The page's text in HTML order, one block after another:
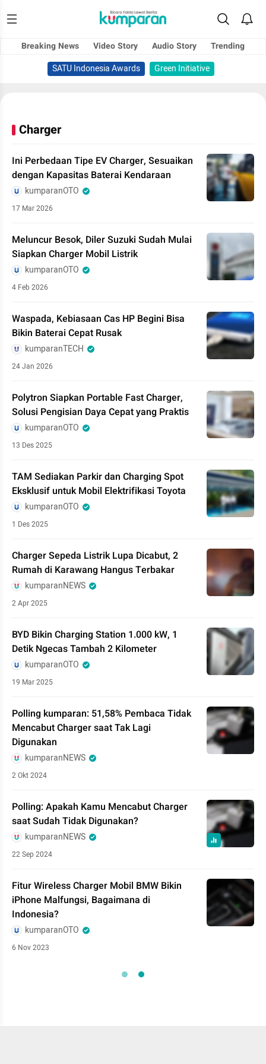
Breaking News Video Story Audio Story
Trending
SATU Indonesia Awards
Green Initiative
Charger
Ini Perbedaan Tipe EV Charger, Sesuaikan
dengan Kapasitas Baterai Kendaraan
kumparanOTO
17 Mar 2026
Meluncur Besok, Diler Suzuki Sudah Mulai
Siapkan Charger Mobil Listrik
kumparanOTO
4 Feb 2026
Waspada, Kebiasaan Cas HP Begini Bisa
Bikin Baterai Cepat Rusak
kumparanTECH
24 Jan 2026
Polytron Siapkan Portable Fast Charger,
Solusi Pengisian Daya Cepat yang Praktis
kumparanOTO
13 Des 2025
TAM Sediakan Parkir dan Charging Spot
Eksklusif untuk Mobil Elektrifikasi Toyota
kumparanOTO
1 Des 2025
Charger Sepeda Listrik Lupa Dicabut, 2
Rumah di Karawang Hangus Terbakar
kumparanNEWS
2 Apr 2025
BYD Bikin Charging Station 1.000 kW, 1
Detik Ngecas Tambah 2 Kilometer
kumparanOTO
19 Mar 2025
Polling kumparan: 51,58% Pembaca Tidak
Mencabut Charger saat Tak Lagi
Digunakan
kumparanNEWS
2 Okt 2024
Polling: Apakah Kamu Mencabut Charger
saat Sudah Tidak Digunakan?
kumparanNEWS
22 Sep 2024
Fitur Wireless Charger Mobil BMW Bikin
iPhone Malfungsi, Bagaimana di
Indonesia?
kumparanOTO
6 Nov 2023